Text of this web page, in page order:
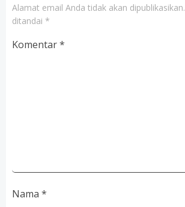
Alamat email Anda tidak akan dipublikasikan.
ditandai *
Komentar*
Nama *